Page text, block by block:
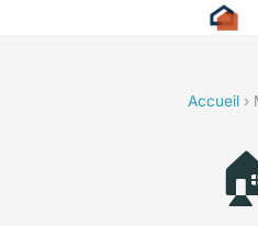
Accueil ›